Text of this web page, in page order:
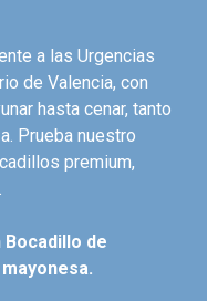
a las Urgencias
de Valencia, con
hasta cenar, tanto
Prueba nuestro
premium,
Bocadillo de